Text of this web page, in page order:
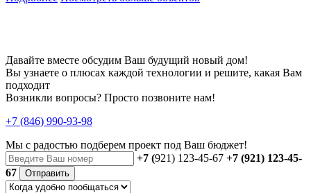
Давайте вместе обсудим Ваш будущий новый дом!
Вы узнаете о плюсах каждой технологии и решите, какая Вам
подходит
Возникли вопросы? Просто позвоните нам!
+7 (846) 990-93-98
Мы с радостью подберем проект под Ваш бюджет!
+7 (921) 123-45-67 +7 (921) 123-45-
67
Отправить